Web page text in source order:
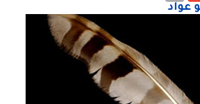
عواد